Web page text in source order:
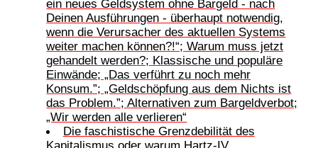
ein neues Geldsystem ohne Bargeld - nach
Deinen Ausführungen - überhaupt notwendig,
wenn die Verursacher des aktuellen Systems
weiter machen können?!“; Warum muss jetzt
gehandelt werden?; Klassische und populäre
Einwände; „Das verführt zu noch mehr
Konsum.”; „Geldschöpfung aus dem Nichts ist
das Problem.”; Alternativen zum Bargeldverbot;
„Wir werden alle verlieren“
Die faschistische Grenzdebilität des